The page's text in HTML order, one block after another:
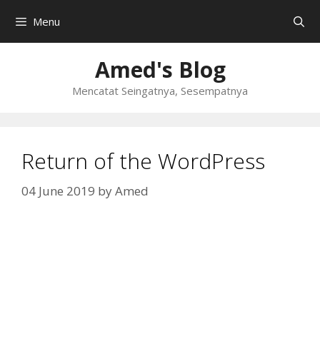
content
Menu
Amed's Blog
Mencatat Seingatnya, Sesempatnya
Return of the WordPress
04 June 2019 byAmed